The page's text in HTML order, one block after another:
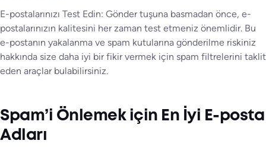
E-postalarınızı Test Edin: Gönder tuşuna basmadan önce, e-
postalarınızın kalitesini her zaman test etmeniz önemlidir. Bu
e-postanın yakalanma ve spam kutularına gönderilme riskiniz
hakkında size daha iyi bir fikir vermek için spam filtrelerini taklit
eden araçlar bulabilirsiniz.
Spam’i Önlemek için En İyi E-posta
Adları